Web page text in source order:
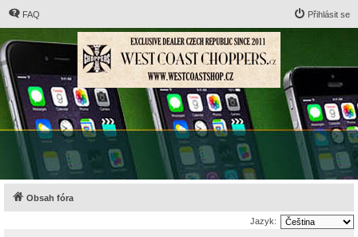
FAQ Přihlásit se
Obsah fóra
Jazyk: